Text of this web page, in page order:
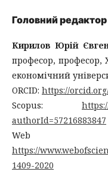
Головний
Кирилов Юрій
професор, професор,
економічний
ORCID: https://
Scopus:
authorId=57216883847
Web
https://
1409-2020